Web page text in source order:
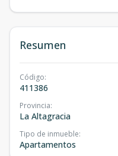
Resumen
Código:
411386
Provincia:
La Altagracia
Tipo de inmueble:
Apartamentos